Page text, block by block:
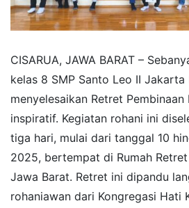
CISARUA, JAWA BARAT –
kelas 8 SMP Santo Leo II Jakarta
menyelesaikan Retret
inspiratif. Kegiatan rohani ini
tiga hari, mulai dari tanggal 10
2025, bertempat di Rumah
Jawa Barat. Retret ini dipandu
rohaniawan dari Kongregasi Hati